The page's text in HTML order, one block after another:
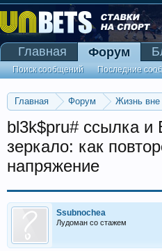
Главная Форум Жизнь вне
Прогнозы на Олимпийские
bl3k$pru# ссылка и
зеркало: как
напряжение
Ssubnochea
Лудоман со стажем
Главная Форум
Поиск сообщений Последние